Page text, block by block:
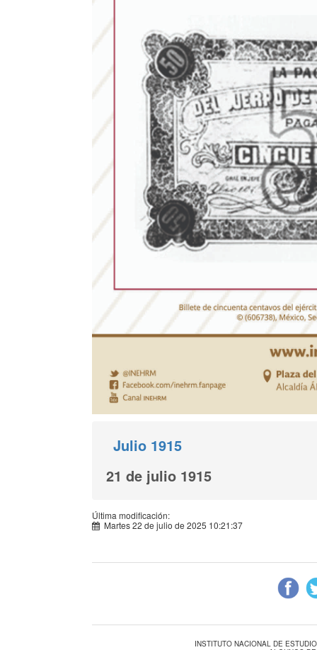
Julio 1915
21 de julio 1915
Última modificación:
Martes 22 de julio de 2025 10:21:37
INSTITUTO NACIONAL DE